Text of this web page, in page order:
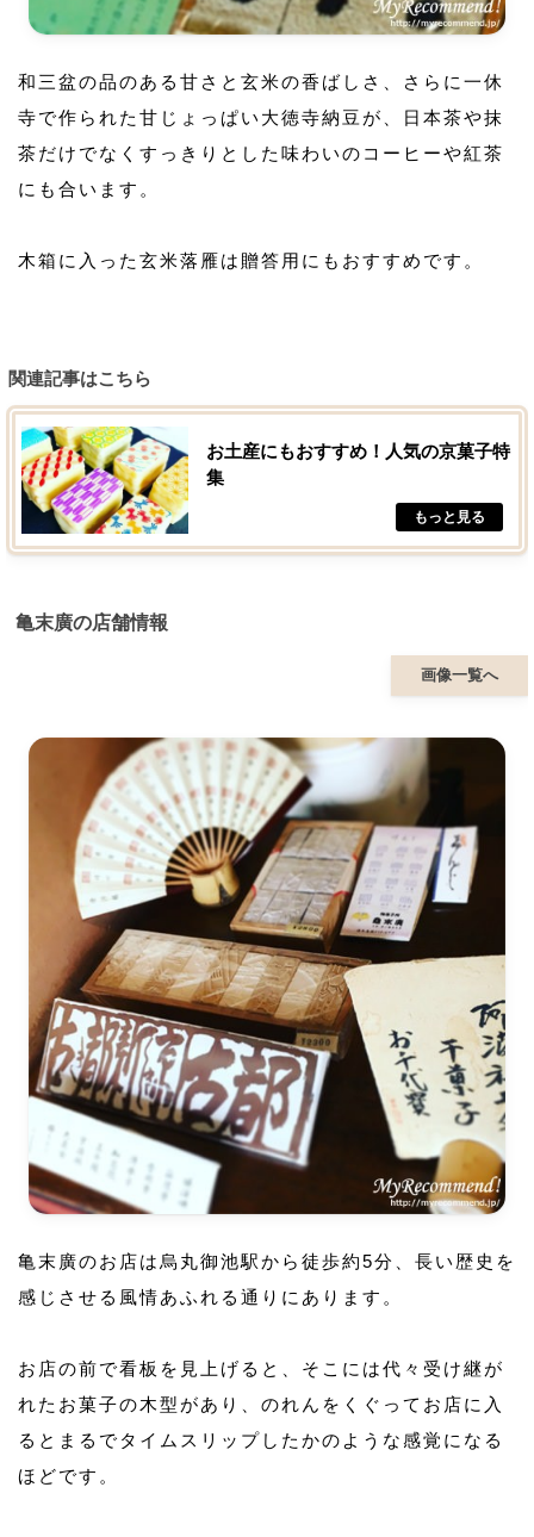
和三盆の品のある甘さと玄米の香ばしさ、さらに一休
寺で作られた甘じょっぱい大徳寺納豆が、日本茶や抹
茶だけでなくすっきりとした味わいのコーヒーや紅茶
にも合います。
木箱に入った玄米落雁は贈答用にもおすすめです。
関連記事はこちら
お土産にもおすすめ！人気の京菓子特
集
亀末廣の店舗情報
画像一覧へ
亀末廣のお店は烏丸御池駅から徒歩約5分、長い歴史を
感じさせる風情あふれる通りにあります。
お店の前で看板を見上げると、そこには代々受け継が
れたお菓子の木型があり、のれんをくぐってお店に入
るとまるでタイムスリップしたかのような感覚になる
ほどです。